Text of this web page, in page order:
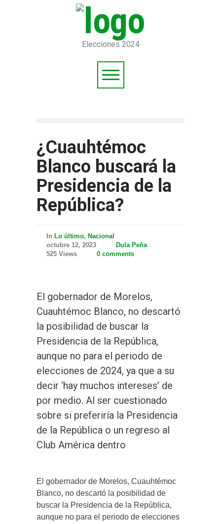
Elecciones 2024
¿Cuauhtémoc
Blanco buscará la
Presidencia de la
República?
In Lo último, Nacional
octubre 12, 2023
Dula Peña
525 Views
0 comments
El gobernador de Morelos,
Cuauhtémoc Blanco, no descartó
la posibilidad de buscar la
Presidencia de la República,
aunque no para el periodo de
elecciones de 2024, ya que a su
decir ‘hay muchos intereses’ de
por medio. Al ser cuestionado
sobre si preferiría la Presidencia
de la República o un regreso al
Club América dentro
El gobernador de Morelos, Cuauhtémoc
Blanco, no descartó la posibilidad de
buscar la Presidencia de la República,
aunque no para el periodo de elecciones